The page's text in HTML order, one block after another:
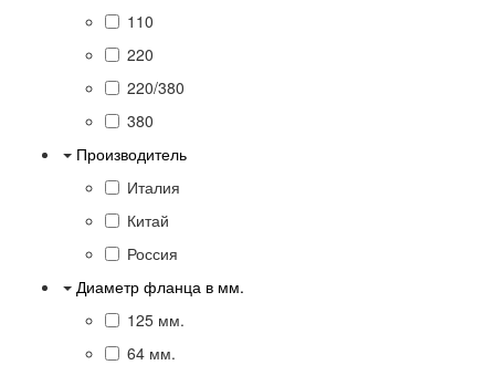
110
220
220/380
380
Производитель
Италия
Китай
Россия
Диаметр фланца в мм.
125 мм.
64 мм.